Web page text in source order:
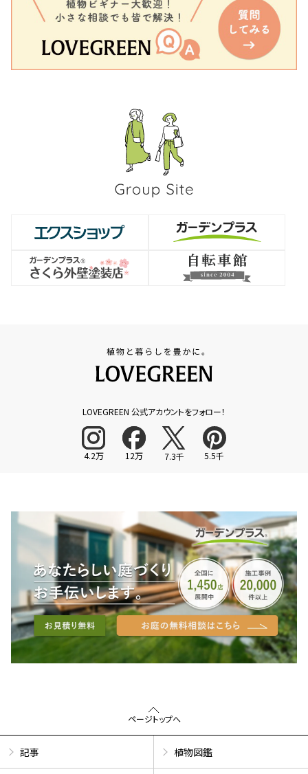
LOVEGREEN 公式アカウントをフォロー！
4.2万 12万 7.3千 5.5千
ページトップへ
記事 植物図鑑